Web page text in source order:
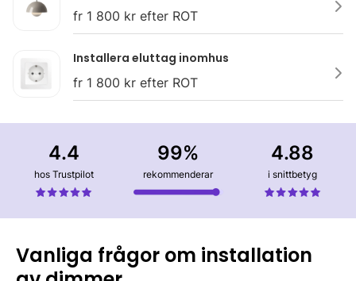
fr 1 800 kr efter ROT
Installera eluttag inomhus
fr 1 800 kr efter ROT
4.4
hos Trustpilot
99%
rekommenderar
4.88
i snittbetyg
Vanliga frågor om installation